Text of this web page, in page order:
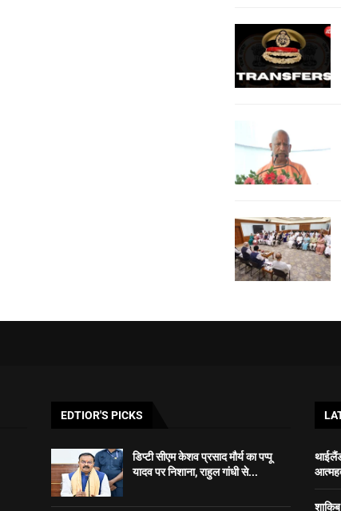
EDTIOR'S PICKS
डिप्टी सीएम केशव प्रसाद मौर्य का पप्पू
यादव पर निशाना, राहुल गांधी से...